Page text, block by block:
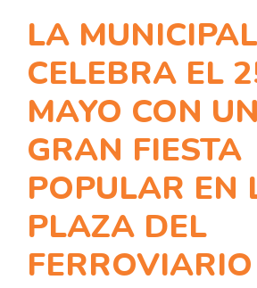
LA
CELEBRA EL
MAYO CON
GRAN FIESTA
POPULAR EN
PLAZA DEL
FERROVIARIO